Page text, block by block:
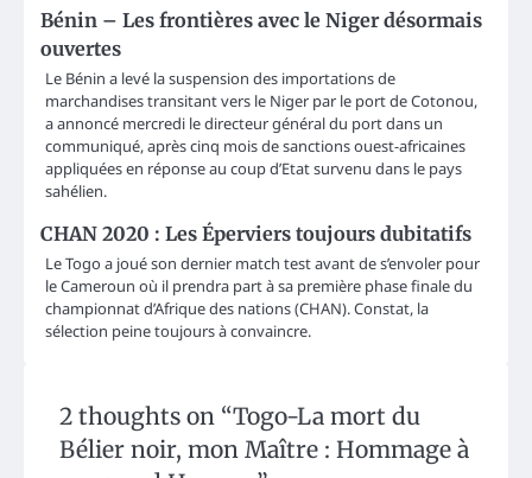
Bénin – Les frontières avec le Niger désormais
ouvertes
Le Bénin a levé la suspension des importations de
marchandises transitant vers le Niger par le port de Cotonou,
a annoncé mercredi le directeur général du port dans un
communiqué, après cinq mois de sanctions ouest-africaines
appliquées en réponse au coup d’Etat survenu dans le pays
sahélien.
CHAN 2020 : Les Éperviers toujours dubitatifs
Le Togo a joué son dernier match test avant de s’envoler pour
le Cameroun où il prendra part à sa première phase finale du
championnat d’Afrique des nations (CHAN). Constat, la
sélection peine toujours à convaincre.
2 thoughts on “Togo-La mort du
Bélier noir, mon Maître : Hommage à